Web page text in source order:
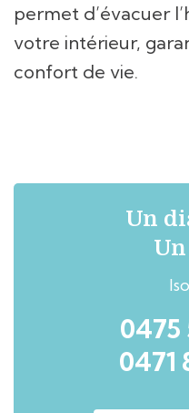
permet d’évacuer
votre intérieur,
confort de vie.
Un
0475
0471